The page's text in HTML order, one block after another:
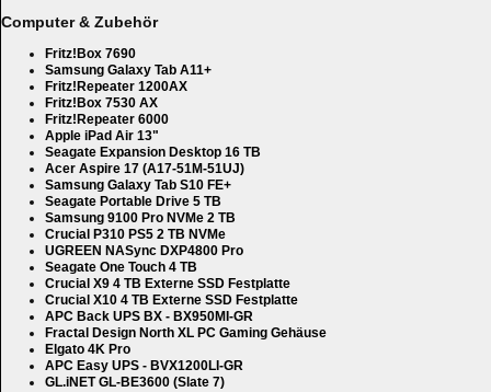
Computer & Zubehör
Fritz!Box 7690
Samsung Galaxy Tab A11+
Fritz!Repeater 1200AX
Fritz!Box 7530 AX
Fritz!Repeater 6000
Apple iPad Air 13"
Seagate Expansion Desktop 16 TB
Acer Aspire 17 (A17-51M-51UJ)
Samsung Galaxy Tab S10 FE+
Seagate Portable Drive 5 TB
Samsung 9100 Pro NVMe 2 TB
Crucial P310 PS5 2 TB NVMe
UGREEN NASync DXP4800 Pro
Seagate One Touch 4 TB
Crucial X9 4 TB Externe SSD Festplatte
Crucial X10 4 TB Externe SSD Festplatte
APC Back UPS BX - BX950MI-GR
Fractal Design North XL PC Gaming Gehäuse
Elgato 4K Pro
APC Easy UPS - BVX1200LI-GR
GL.iNET GL-BE3600 (Slate 7)